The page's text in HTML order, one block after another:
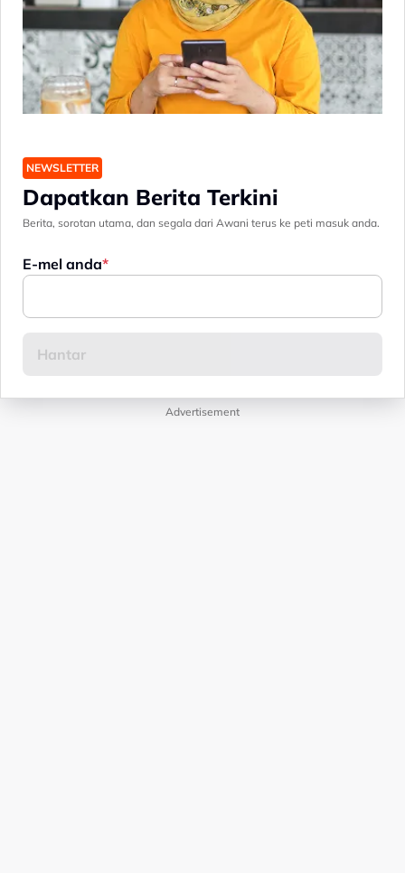
NEWSLETTER
Dapatkan Berita Terkini
Berita, sorotan utama, dan segala dari Awani terus ke peti masuk anda.
E-mel anda
Advertisement